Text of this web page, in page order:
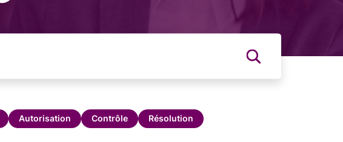
Autorisation Contrôle Résolution